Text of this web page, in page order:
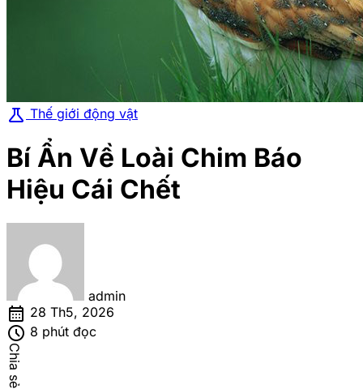
science Thế giới động vật
Bí Ẩn Về Loài Chim Báo
Hiệu Cái Chết
admin
calendar_month 28 Th5, 2026
schedule 8 phút đọc
Chia sẻ